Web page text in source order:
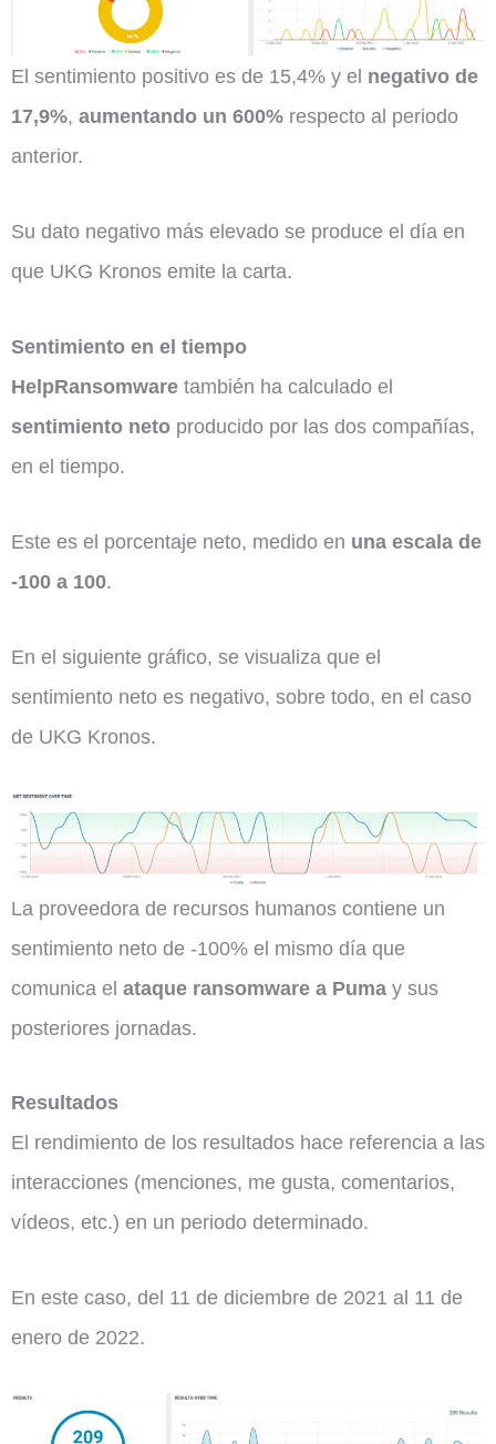
El sentimiento positivo es de 15,4% y el negativo de
17,9%, aumentando un 600% respecto al periodo
anterior.
Su dato negativo más elevado se produce el día en
que UKG Kronos emite la carta.
Sentimiento en el tiempo
HelpRansomware también ha calculado el
sentimiento neto producido por las dos compañías,
en el tiempo.
Este es el porcentaje neto, medido en una escala de
-100 a 100.
En el siguiente gráfico, se visualiza que el
sentimiento neto es negativo, sobre todo, en el caso
de UKG Kronos.
La proveedora de recursos humanos contiene un
sentimiento neto de -100% el mismo día que
comunica el ataque ransomware a Puma y sus
posteriores jornadas.
Resultados
El rendimiento de los resultados hace referencia a las
interacciones (menciones, me gusta, comentarios,
vídeos, etc.) en un periodo determinado.
En este caso, del 11 de diciembre de 2021 al 11 de
enero de 2022.